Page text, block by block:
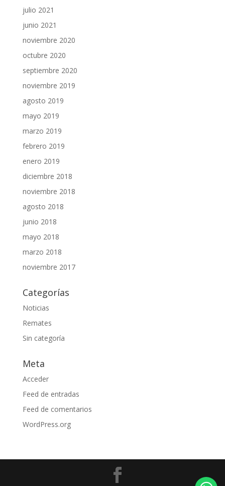
julio 2021
junio 2021
noviembre 2020
octubre 2020
septiembre 2020
noviembre 2019
agosto 2019
mayo 2019
marzo 2019
febrero 2019
enero 2019
diciembre 2018
noviembre 2018
agosto 2018
junio 2018
mayo 2018
marzo 2018
noviembre 2017
Categorías
Noticias
Remates
Sin categoría
Meta
Acceder
Feed de entradas
Feed de comentarios
WordPress.org